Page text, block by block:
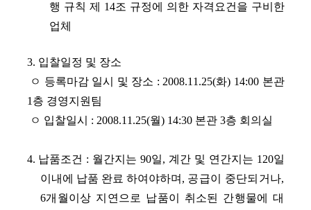
행 규칙 제 14조 규정에 의한 자격요건을 구비한
업체
3. 입찰일정 및 장소
ㅇ 등록마감 일시 및 장소 : 2008.11.25(화) 14:00 본관
1층 경영지원팀
ㅇ 입찰일시 : 2008.11.25(월) 14:30 본관 3층 회의실
4. 납품조건 : 월간지는 90일, 계간 및 연간지는 120일
이내에 납품 완료 하여야하며, 공급이 중단되거나,
6개월이상 지연으로 납품이 취소된 간행물에 대